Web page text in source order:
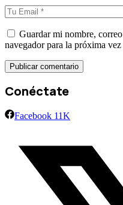
Guardar mi nombre,
navegador para la próxima
Conéctate
Facebook 11K